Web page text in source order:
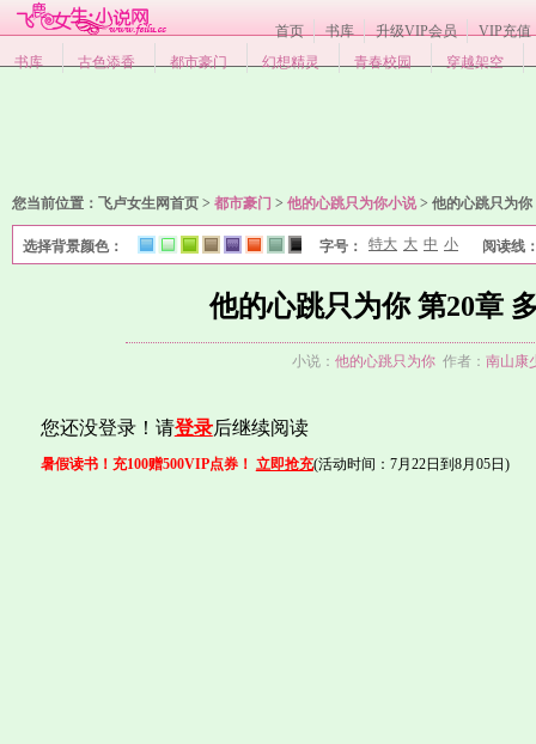
首页 书库 升级VIP会员
VIP充值
书库
古色添香 都市豪门 幻想精灵 青春校园 穿越架空
您当前位置： 飞卢女生网首页 > 都市豪门 > 他的心跳只为你小说> 他的心跳只为
选择背景颜色：
1
2 3 4 5 6 7 8
字号： 特大 大 中 小 阅读线
他的心跳只为你 第20章
小说： 他的心跳只为你 作者： 南山康
您还没登录！请登录后继续阅读
暑假读书！充100赠500VIP点券！ 立即抢充(活动时间：7月22日到8月05日)